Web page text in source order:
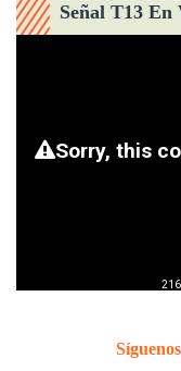
Señal T13 En